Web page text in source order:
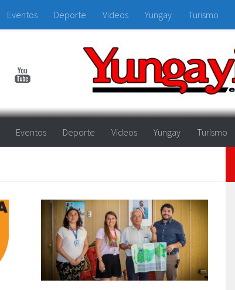
Eventos Deporte Videos Yungay Turismo
Eventos Deporte Videos Yungay Turismo